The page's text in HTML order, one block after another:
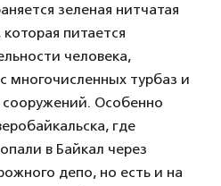
зеленая нитчатая
питается
человека,
многочисленных турбаз и
Особенно
где
в Байкал через
депо, но есть и на